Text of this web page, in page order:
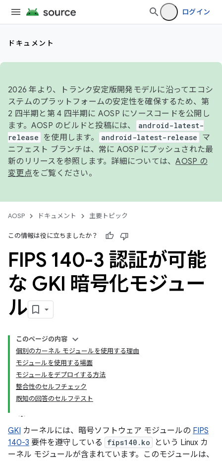
ログイン
ドキュメント
2026 年より、トランク安定版開発モデルに沿ってエコシ
ステムのプラットフォームの安定性を確保するため、第
2 四半期と第 4 四半期に AOSP にソースコードを公開し
ます。AOSP のビルドと投稿には、
android-latest-
release
を使用します。 android-latest-release
マ
ニフェスト ブランチは、常に AOSP にプッシュされた最
新のリリースを参照します。詳細については、AOSP の
変更点をご覧ください。
AOSP ドキュメント 主要トピック
この情報は役に立ちましたか？
FIPS 140-3 認証が可能
な GKI 暗号化モジュー
ル
このページの内容
個別のカーネル モジュールを使用する理由
モジュールを使用する場面
モジュールをデプロイする方法
整合性のセルフチェック
既知の回答のセルフテスト
GKI カーネルには、暗号ソフトウェア モジュールの FIPS
140-3 要件を遵守している fips140.ko
という Linux カ
ーネル モジュールが含まれています。このモジュールは、